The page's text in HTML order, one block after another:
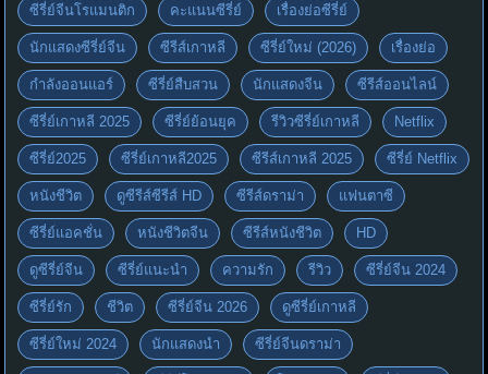
ซีรี่ย์จีนโรแมนติก คะแนนซีรี่ย์ เรื่องย่อซีรี่ย์
นักแสดงซีรี่ย์จีน ซีรีส์เกาหลี ซีรี่ย์ใหม่ (2026) เรื่องย่อ
กำลังออนแอร์ ซีรี่ย์สืบสวน นักแสดงจีน ซีรีส์ออนไลน์
ซีรี่ย์เกาหลี 2025 ซีรี่ย์ย้อนยุค รีวิวซีรี่ย์เกาหลี Netflix
ซีรี่ย์2025 ซีรี่ย์เกาหลี2025 ซีรีส์เกาหลี 2025 ซีรี่ย์ Netflix
หนังชีวิต ดูซีรีส์ซีรีส์ HD ซีรีส์ดราม่า แฟนตาซี
ซีรี่ย์แอคชั่น หนังชีวิตจีน ซีรีส์หนังชีวิต HD
ดูซีรี่ย์จีน ซีรี่ย์แนะนำ ความรัก รีวิว ซีรี่ย์จีน 2024
ซีรี่ย์รัก ชีวิต ซีรี่ย์จีน 2026 ดูซีรี่ย์เกาหลี
ซีรี่ย์ใหม่ 2024 นักแสดงนำ ซีรี่ย์จีนดราม่า